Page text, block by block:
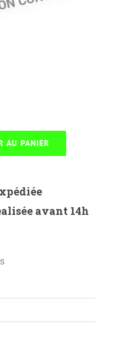
AU PANIER
avant 14h